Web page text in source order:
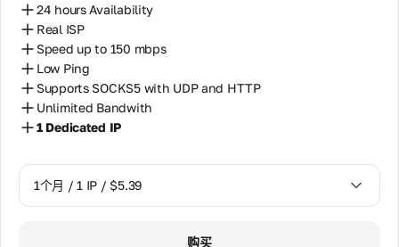
24 hours Availability
Real ISP
Speed up to 150 mbps
Low Ping
Supports SOCKS5 with UDP and HTTP
Unlimited Bandwith
1 Dedicated IP
1个月 / 1 IP / $5.39
购买